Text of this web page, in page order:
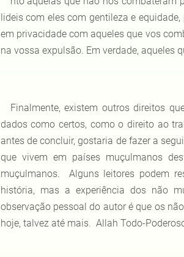
lideis com eles com gentileza e
em privacidade com aqueles que vos
na vossa expulsão. Em verdade, aqueles
Finalmente, existem outros direitos
dados como certos, como o direito ao
antes de concluir, gostaria de fazer a
que vivem em países muçulmanos
muçulmanos. Alguns leitores podem
história, mas a experiência dos não
observação pessoal do autor é que os
hoje, talvez até mais. Allah Todo-